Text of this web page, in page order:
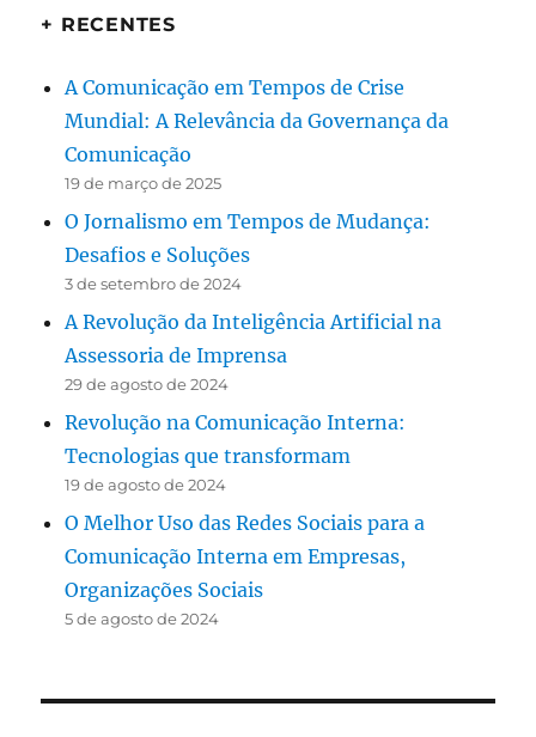
+ RECENTES
A Comunicação em Tempos de Crise
Mundial: A Relevância da Governança da
Comunicação
19 de março de 2025
O Jornalismo em Tempos de Mudança:
Desafios e Soluções
3 de setembro de 2024
A Revolução da Inteligência Artificial na
Assessoria de Imprensa
29 de agosto de 2024
Revolução na Comunicação Interna:
Tecnologias que transformam
19 de agosto de 2024
O Melhor Uso das Redes Sociais para a
Comunicação Interna em Empresas,
Organizações Sociais
5 de agosto de 2024